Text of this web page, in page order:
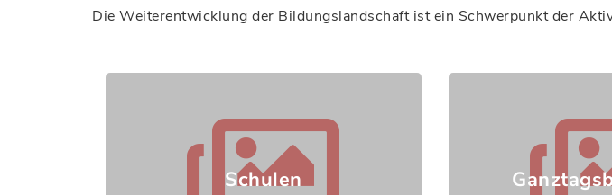
Die Weiterentwicklung der Bildungslandschaft ist ein Schwerpunkt der
Schulen